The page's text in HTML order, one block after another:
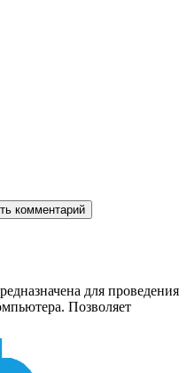
комментарий
для проведения
Позволяет